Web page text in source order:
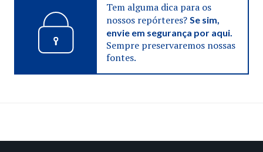
Tem alguma dica para os
nossos repórteres? Se sim,
envie em segurança por aqui.
Sempre preservaremos nossas
fontes.